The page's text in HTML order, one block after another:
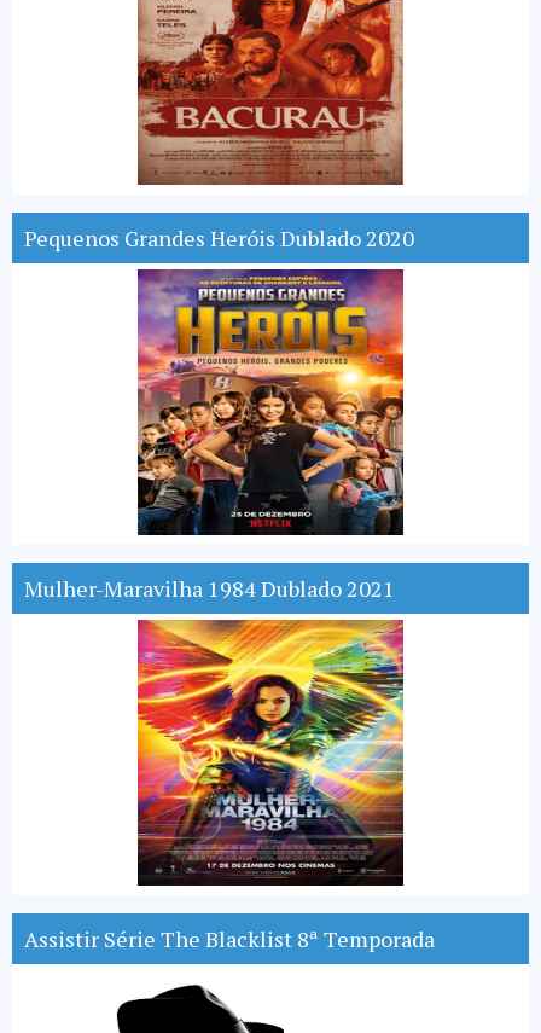
Pequenos Grandes Heróis Dublado 2020
Mulher-Maravilha 1984 Dublado 2021
Assistir Série The Blacklist 8ª Temporada